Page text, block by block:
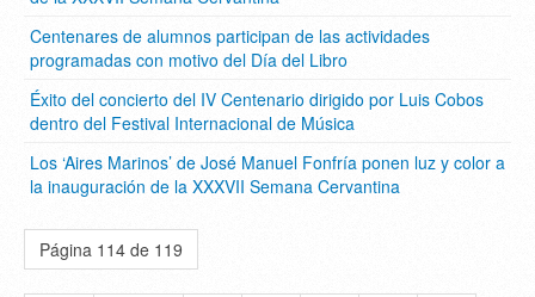
Centenares de alumnos participan de las actividades
programadas con motivo del Día del Libro
Éxito del concierto del IV Centenario dirigido por Luis Cobos
dentro del Festival Internacional de Música
Los ‘Aires Marinos’ de José Manuel Fonfría ponen luz y color a
la inauguración de la XXXVII Semana Cervantina
Página 114 de 119